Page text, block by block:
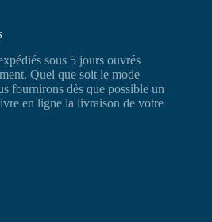
sous 5 jours ouvrés
Quel que soit le mode
fournirons dès que possible un
en ligne la livraison de votre